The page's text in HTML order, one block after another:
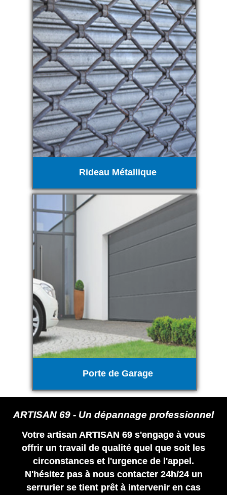
Rideau Métallique
Porte de Garage
ARTISAN 69 - Un dépannage professionnel
Votre artisan ARTISAN 69 s'engage à vous
offrir un travail de qualité quel que soit les
circonstances et l'urgence de l'appel.
N'hésitez pas à nous contacter 24h/24 un
serrurier se tient prêt à intervenir en cas